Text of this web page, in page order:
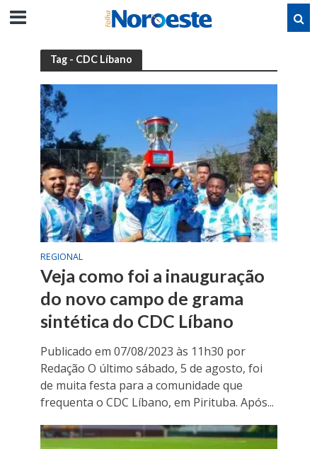
Tag - CDC Líbano
REGIONAL
Veja como foi a inauguração
do novo campo de grama
sintética do CDC Líbano
Publicado em 07/08/2023 às 11h30 por
Redação O último sábado, 5 de agosto, foi
de muita festa para a comunidade que
frequenta o CDC Líbano, em Pirituba. Após...